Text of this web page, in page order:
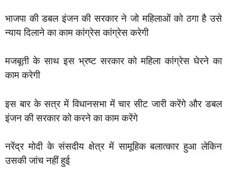
भाजपा की डबल इंजन की सरकार ने जो महिलाओं को ठगा है उसे
न्याय दिलाने का काम कांग्रेस कांग्रेस करेगी
मजबूती के साथ इस भ्रष्ट सरकार को महिला कांग्रेस घेरने का
काम करेगी
इस बार के सत्र में विधानसभा में चार सीट जारी करेंगे और डबल
इंजन की सरकार को करने का काम करेंगे
नरेंद्र मोदी के संसदीय क्षेत्र में सामूहिक बलात्कार हुआ लेकिन
उसकी जांच नहीं हुई